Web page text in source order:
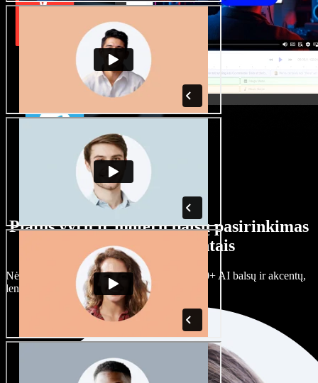
Platus vyrų ir moterų balsų pasirinkimas
su įvairiais akcentais
Nėra dviejų vienodų projektų. Rinkitės iš 100+ AI balsų ir akcentų,
lengvai juos prisitaikykite.